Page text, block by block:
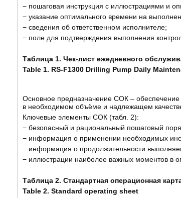
− пошаговая инструкция с иллюстрациями и
− указание оптимального времени на
− сведения об ответственном исполнителе;
− поле для подтверждения выполнения
Таблица 1. Чек-лист ежедневного
Table 1. RS-F1300 Drilling Pump Daily
Основное предназначение СОК –
в необходимом объёме и надлежащем
Ключевые элементы СОК (табл. 2):
− безопасный и рациональный пошаговый
− информация о применении необходимых
− информация о продолжительности
− иллюстрации наиболее важных моментов в
Таблица 2. Стандартная операционная
Table 2. Standard operating sheet